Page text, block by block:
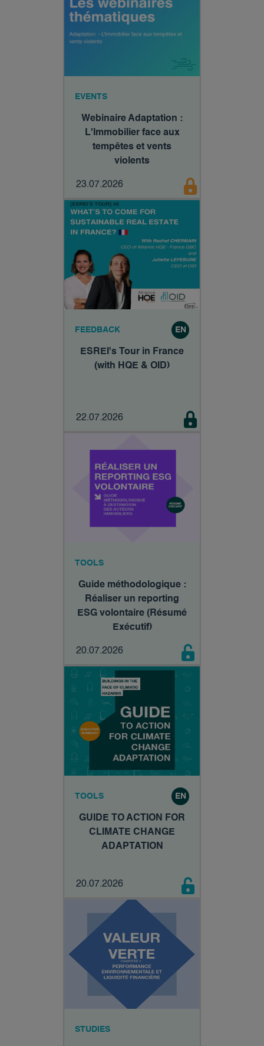
EVENTS
Webinaire Adaptation :
L'Immobilier face aux
tempêtes et vents
violents
23.07.2026
FEEDBACK EN
ESREI's Tour in France
(with HQE & OID)
22.07.2026
TOOLS
Guide méthodologique :
Réaliser un reporting
ESG volontaire (Résumé
Exécutif)
20.07.2026
TOOLS EN
GUIDE TO ACTION FOR
CLIMATE CHANGE
ADAPTATION
20.07.2026
STUDIES